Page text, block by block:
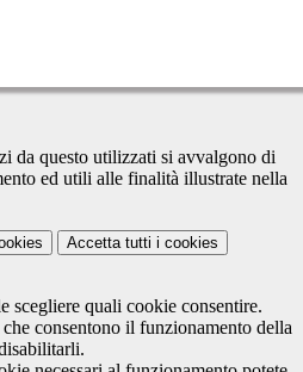
da questo utilizzati si avvalgono di
ed utili alle finalità illustrate nella
Accetta tutti i cookies
scegliere quali cookie consentire.
consentono il funzionamento della